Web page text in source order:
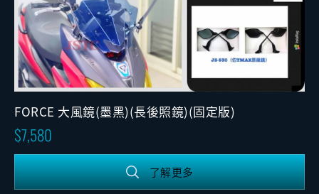
FORCE 大風鏡(墨黑)(長後照鏡)(固定版)
7,580
了解更多